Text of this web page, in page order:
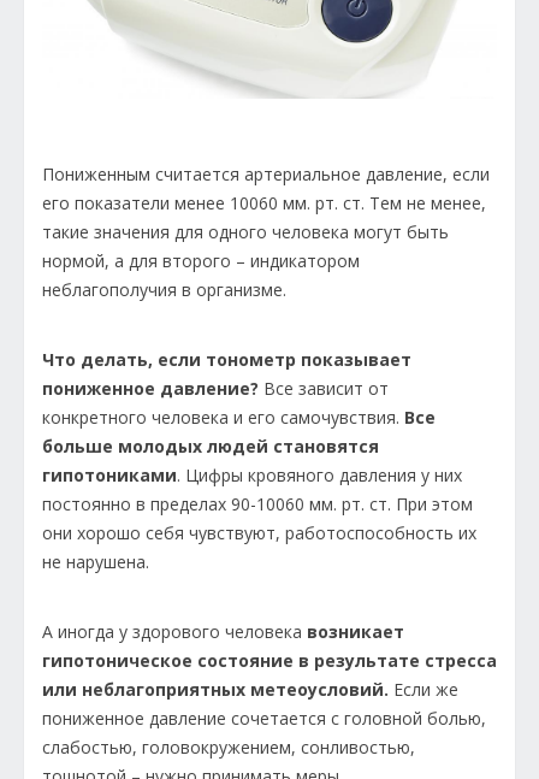
Пониженным считается артериальное давление, если
его показатели менее 10060 мм. рт. ст. Тем не менее,
такие значения для одного человека могут быть
нормой, а для второго – индикатором
неблагополучия в организме.
Что делать, если тонометр показывает
пониженное давление? Все зависит от
конкретного человека и его самочувствия. Все
больше молодых людей становятся
гипотониками. Цифры кровяного давления у них
постоянно в пределах 90-10060 мм. рт. ст. При этом
они хорошо себя чувствуют, работоспособность их
не нарушена.
А иногда у здорового человека возникает
гипотоническое состояние в результате стресса
или неблагоприятных метеоусловий. Если же
пониженное давление сочетается с головной болью,
слабостью, головокружением, сонливостью,